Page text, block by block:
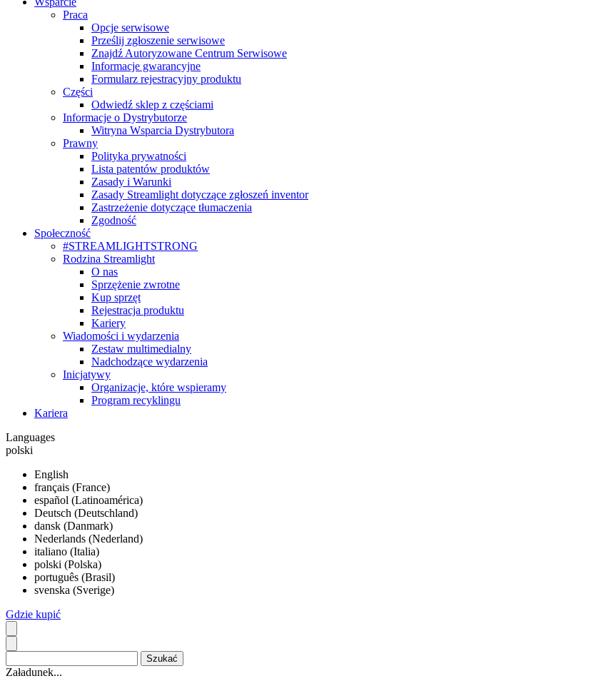
Praca
Opcje serwisowe
Prześlij zgłoszenie serwisowe
Znajdź Autoryzowane Centrum Serwisowe
Informacje gwarancyjne
Formularz rejestracyjny produktu
Części
Odwiedź sklep z częściami
Informacje o Dystrybutorze
Witryna Wsparcia Dystrybutora
Prawny
Polityka prywatności
Lista patentów produktów
Zasady i Warunki
Zasady Streamlight dotyczące zgłoszeń inventor
Zastrzeżenie dotyczące tłumaczenia
Zgodność
Społeczność
#STREAMLIGHTSTRONG
Rodzina Streamlight
O nas
Sprzężenie zwrotne
Kup sprzęt
Rejestracja produktu
Kariery
Wiadomości i wydarzenia
Zestaw multimedialny
Nadchodzące wydarzenia
Inicjatywy
Organizacje, które wspieramy
Program recyklingu
Kariera
Languages
polski
English
français (France)
español (Latinoamérica)
Deutsch (Deutschland)
dansk (Danmark)
Nederlands (Nederland)
italiano (Italia)
polski (Polska)
português (Brasil)
svenska (Sverige)
Gdzie kupić
Załadunek...